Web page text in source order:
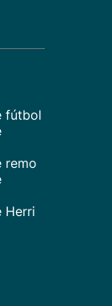
fútbol
remo
Herri